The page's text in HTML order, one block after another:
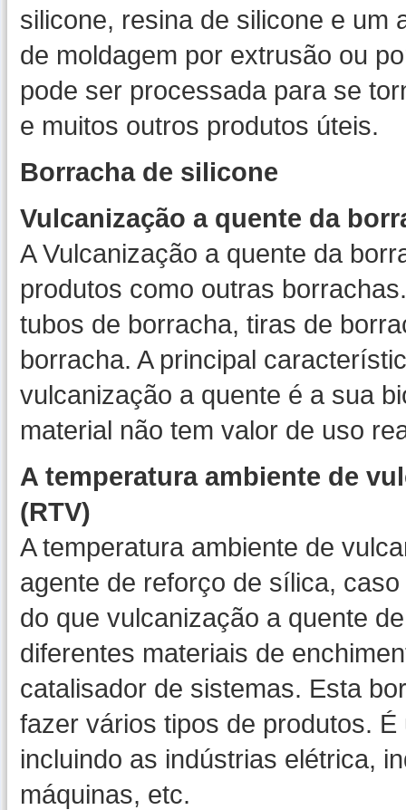
silicone, resina de silicone e um
de moldagem por extrusão ou
pode ser processada para se
e muitos outros produtos úteis.
Borracha de silicone
Vulcanização a quente da
A Vulcanização a quente da
produtos como outras
tubos de borracha, tiras de
borracha. A principal
vulcanização a quente é a sua
material não tem valor de uso
A temperatura ambiente de
(RTV)
A temperatura ambiente de
agente de reforço de sílica,
do que vulcanização a quente
diferentes materiais de
catalisador de sistemas. Esta
fazer vários tipos de produtos.
incluindo as indústrias elétrica,
máquinas, etc.